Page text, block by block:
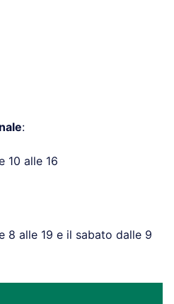
:
10 alle 16
8 alle 19 e il sabato dalle 9